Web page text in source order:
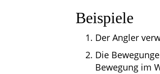
Beispiele
Der Angler
Die
Bewegung im